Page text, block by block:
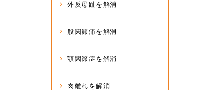
外反母趾を解消
股関節痛を解消
顎関節症を解消
肉離れを解消